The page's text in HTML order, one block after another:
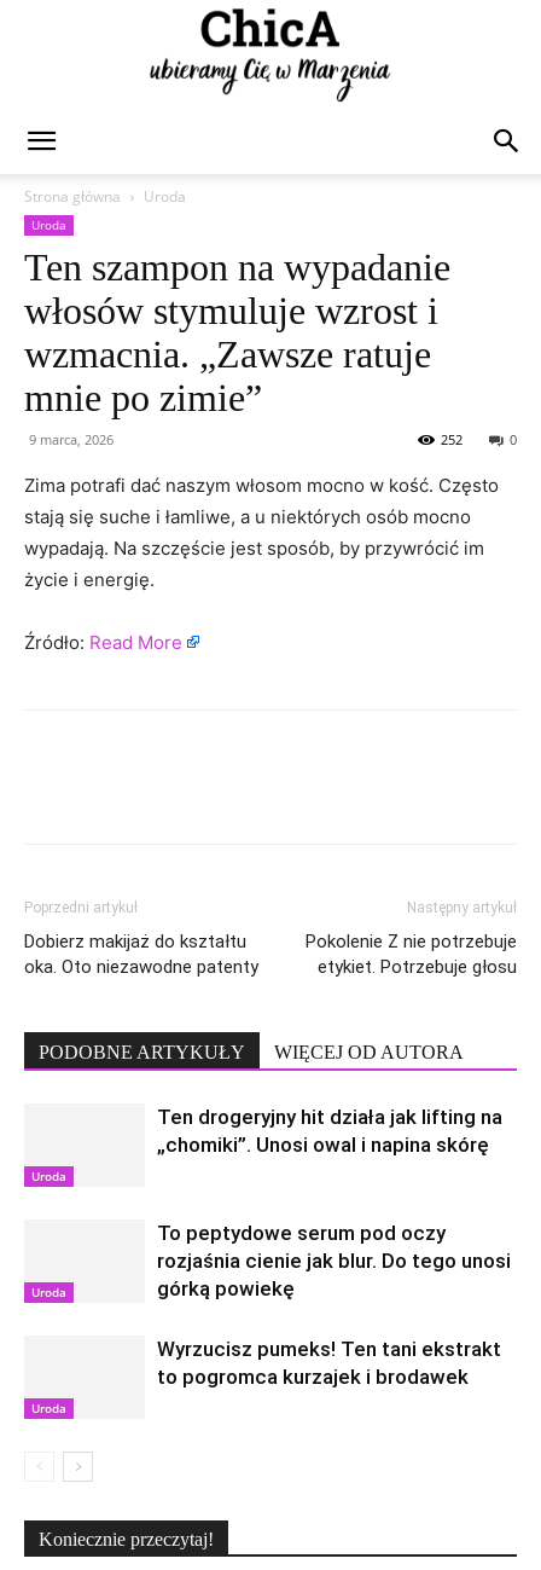
Strona główna
Uroda
Uroda
Ten szampon na wypadanie
włosów stymuluje wzrost i
wzmacnia. „Zawsze ratuje
mnie po zimie”
9 marca, 2026 0
252
Zima potrafi dać naszym włosom mocno w kość. Często
stają się suche i łamliwe, a u niektórych osób mocno
wypadają. Na szczęście jest sposób, by przywrócić im
życie i energię.
Źródło: Read More
Poprzedni artykuł
Dobierz makijaż do kształtu
oka. Oto niezawodne patenty
Następny artykuł
Pokolenie Z nie potrzebuje
etykiet. Potrzebuje głosu
PODOBNE ARTYKUŁY WIĘCEJ OD AUTORA
Uroda
Ten drogeryjny hit działa jak lifting na
„chomiki”. Unosi owal i napina skórę
Uroda
To peptydowe serum pod oczy
rozjaśnia cienie jak blur. Do tego unosi
górką powiekę
Uroda
Wyrzucisz pumeks! Ten tani ekstrakt
to pogromca kurzajek i brodawek
Koniecznie przeczytaj!